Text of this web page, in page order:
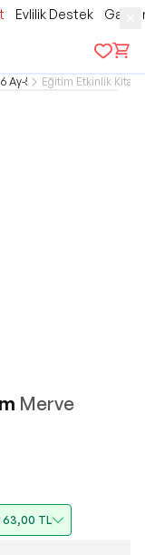
Evlilik Destek
Ay-5 YaşEğitim Etkinlik
Merve
63,00 TL